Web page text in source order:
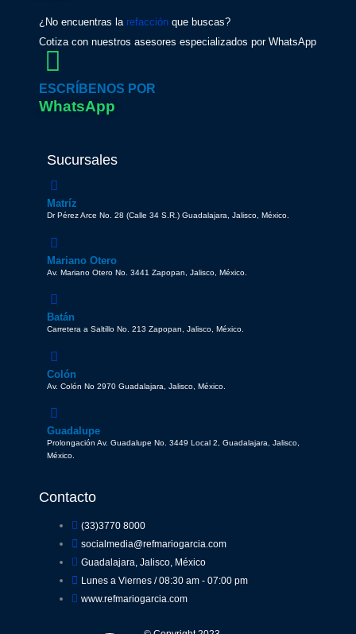
¿No encuentras la refacción que buscas?
Cotiza con nuestros asesores especializados por WhatsApp
ESCRÍBENOS POR
WhatsApp
Sucursales
Matríz
Dr Pérez Arce No. 28 (Calle 34 S.R.) Guadalajara, Jalisco, México.
Mariano Otero
Av. Mariano Otero No. 3441 Zapopan, Jalisco, México.
Batán
Carretera a Saltillo No. 213 Zapopan, Jalisco, México.
Colón
Av. Colón No 2970 Guadalajara, Jalisco, México.
Guadalupe
Prolongación Av. Guadalupe No. 3449 Local 2, Guadalajara, Jalisco,
México.
Contacto
(33)3770 8000
socialmedia@refmariogarcia.com
Guadalajara, Jalisco, México
Lunes a Viernes / 08:30 am - 07:00 pm
www.refmariogarcia.com